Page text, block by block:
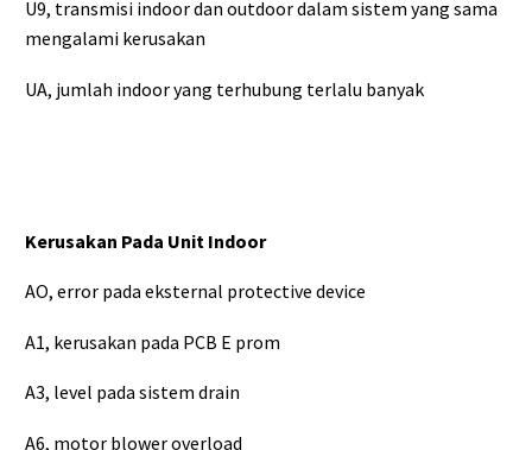
U9, transmisi indoor dan outdoor dalam sistem yang sama
mengalami kerusakan
UA, jumlah indoor yang terhubung terlalu banyak
Kerusakan Pada Unit Indoor
AO, error pada eksternal protective device
A1, kerusakan pada PCB E prom
A3, level pada sistem drain
A6, motor blower overload